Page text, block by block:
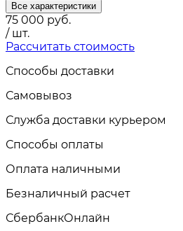
Все характеристики
75 000 руб.
/ шт.
Рассчитать стоимость
Способы доставки
Самовывоз
Служба доставки курьером
Способы оплаты
Оплата наличными
Безналичный расчет
СбербанкОнлайн